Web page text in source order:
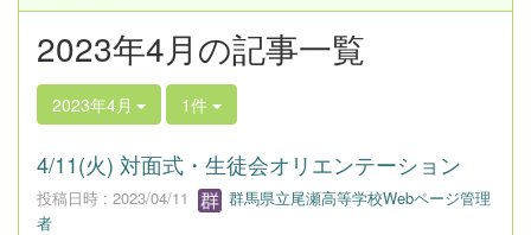
2023年4月の記事一覧
2023年4月 1件
4/11(火) 対面式・生徒会オリエンテーション
投稿日時 : 2023/04/11
群馬県立尾瀬高等学校Webページ管理
者